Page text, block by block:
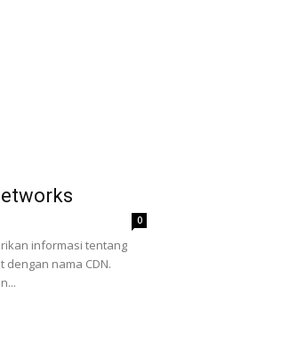
0
informasi tentang
nama CDN.